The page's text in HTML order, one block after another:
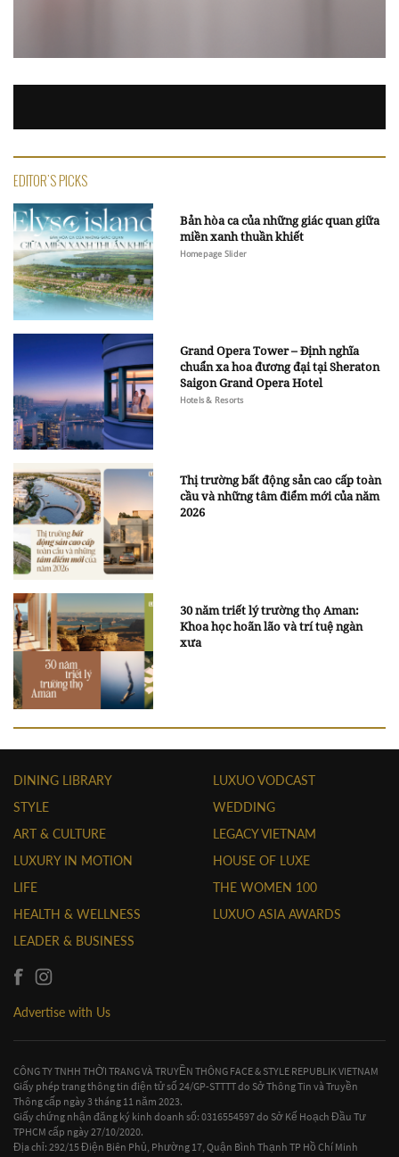
EDITOR'S PICKS
Bản hòa ca của những giác quan giữa
miền xanh thuần khiết
Homepage Slider
Grand Opera Tower – Định nghĩa
chuẩn xa hoa đương đại tại Sheraton
Saigon Grand Opera Hotel
Hotels & Resorts
Thị trường bất động sản cao cấp toàn
cầu và những tâm điểm mới của năm
2026
30 năm triết lý trường thọ Aman:
Khoa học hoãn lão và trí tuệ ngàn
xưa
DINING LIBRARY
STYLE
ART & CULTURE
LUXURY IN MOTION
LIFE
HEALTH & WELLNESS
LEADER & BUSINESS
LUXUO VODCAST
WEDDING
LEGACY VIETNAM
HOUSE OF LUXE
THE WOMEN 100
LUXUO ASIA AWARDS
Advertise with Us
CÔNG TY TNHH THỜI TRANG VÀ TRUYỀN THÔNG FACE & STYLE REPUBLIK VIETNAM
Giấy phép trang thông tin điện tử số 24/GP-STTTT do Sở Thông Tin và Truyền
Thông cấp ngày 3 tháng 11 năm 2023.
Giấy chứng nhận đăng ký kinh doanh số: 0316554597 do Sở Kế Hoạch Đầu Tư
TPHCM cấp ngày 27/10/2020.
Địa chỉ: 292/15 Điện Biên Phủ, Phường 17, Quận Bình Thạnh TP Hồ Chí Minh